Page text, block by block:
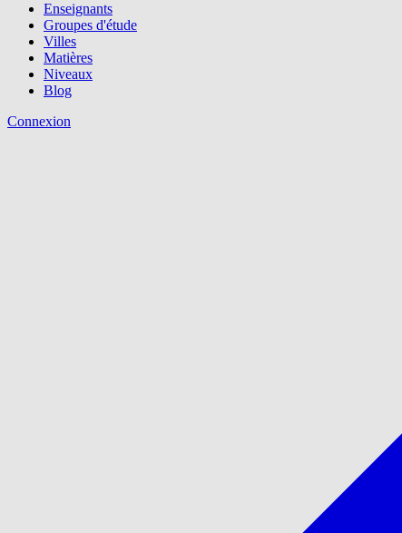
Enseignants
Groupes d'étude
Villes
Matières
Niveaux
Blog
Connexion